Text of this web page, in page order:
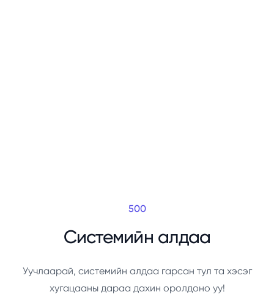
500
Системийн алдаа
Уучлаарай, системийн алдаа гарсан тул та хэсэг
хугацааны дараа дахин оролдоно уу!